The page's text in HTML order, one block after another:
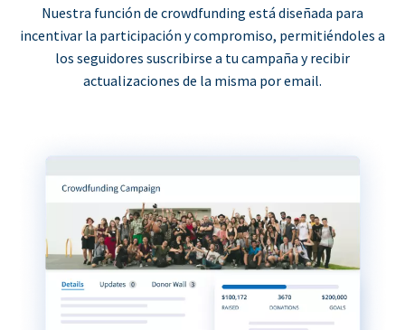
Nuestra función de crowdfunding está diseñada para
incentivar la participación y compromiso, permitiéndoles a
los seguidores suscribirse a tu campaña y recibir
actualizaciones de la misma por email.